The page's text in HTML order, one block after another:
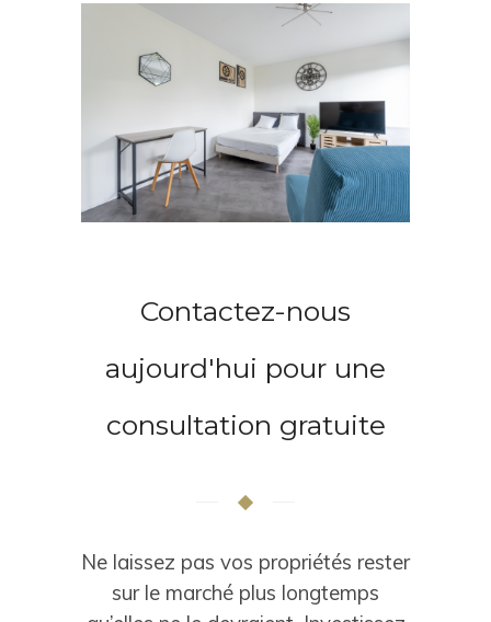
Contactez-nous
aujourd'hui pour une
consultation gratuite
Ne laissez pas vos propriétés rester
sur le marché plus longtemps